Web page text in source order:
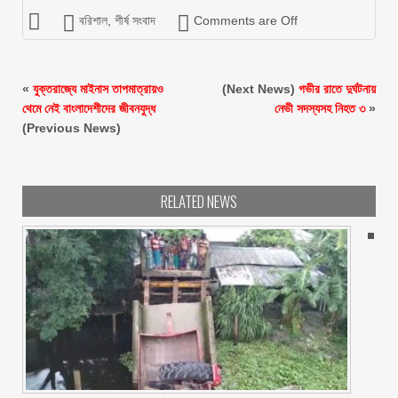
বরিশাল শীর্ষ সংবাদ Comments are Off
« যুক্তরাজ্যে মাইনাস তাপমাত্রায়ও
থেমে নেই বাংলাদেশীদের জীবনযুদ্ধ
(Previous News)
(Next News) গভীর রাতে দুর্ঘটনায়
নেভী সদস্যসহ নিহত ৩»
RELATED NEWS